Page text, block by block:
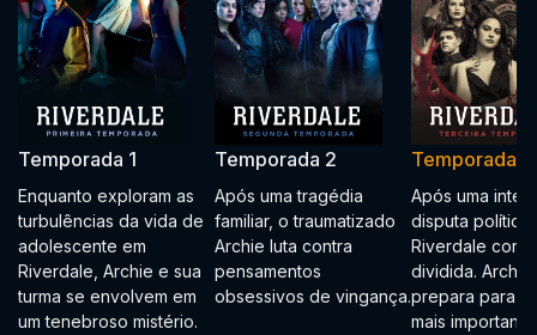
Temporada 1
Enquanto exploram as
turbulências da vida de
adolescente em
Riverdale, Archie e sua
turma se envolvem em
um tenebroso mistério.
Temporada 2
Após uma tragédia
familiar, o traumatizado
Archie luta contra
pensamentos
obsessivos de vingança.
Temporada 3
Após uma
disputa política,
Riverdale
dividida. Archie
prepara para a
mais